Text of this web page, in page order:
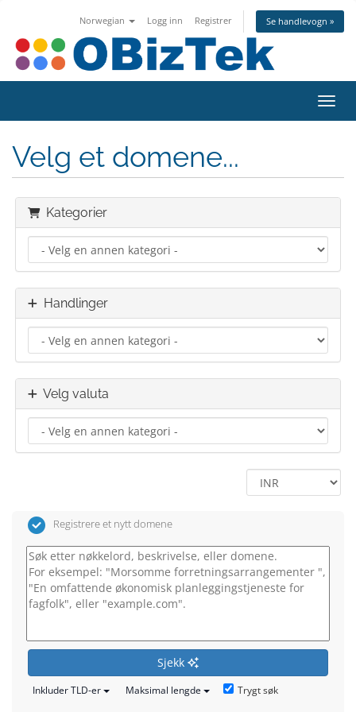
Norwegian Logg inn Registrer Se handlevogn »
Bytt
Velg et domene...
Kategorier
Handlinger
Velg valuta
Registrere et nytt domene
Sjekk
Inkluder TLD-er Maksimal lengde Trygt søk